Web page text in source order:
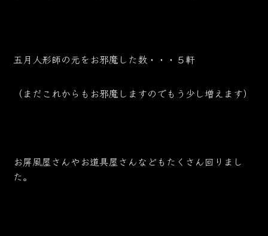
五月人形師の元をお邪魔した数・・・５軒
（まだこれからもお邪魔しますのでもう少し増えます）
お屏風屋さんやお道具屋さんなどもたくさん回りまし
た。